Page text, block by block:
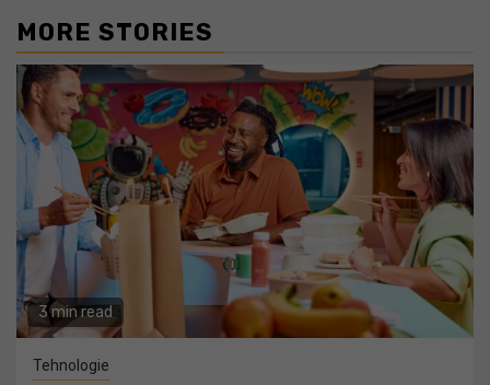
MORE STORIES
3 min read
Tehnologie